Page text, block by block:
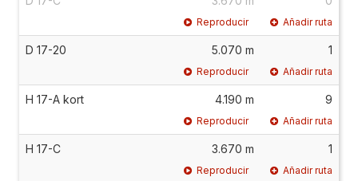
Reproducir Añadir ruta
D 17-20 5.070 m 1
Reproducir Añadir ruta
H 17-A kort 4.190 m 9
Reproducir Añadir ruta
H 17-C 3.670 m 1
Reproducir Añadir ruta